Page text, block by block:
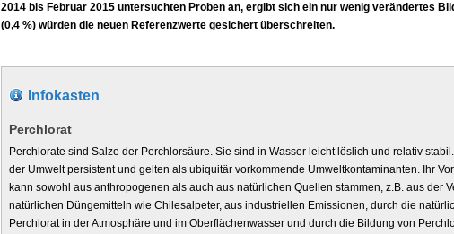
2014 bis Februar 2015 untersuchten Proben an, ergibt sich ein nur wenig verändertes
(0,4 %) würden die neuen Referenzwerte gesichert überschreiten.
Infokasten
Perchlorat
Perchlorate sind Salze der Perchlorsäure. Sie sind in Wasser leicht löslich und relativ
der Umwelt persistent und gelten als ubiquitär vorkommende Umweltkontaminanten. Ihr
kann sowohl aus anthropogenen als auch aus natürlichen Quellen stammen, z.B. aus der
natürlichen Düngemitteln wie Chilesalpeter, aus industriellen Emissionen, durch die
Perchlorat in der Atmosphäre und im Oberflächenwasser und durch die Bildung von